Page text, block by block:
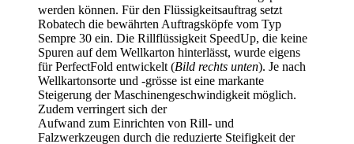
werden können. Für den Flüssigkeitsauftrag setzt
Robatech die bewährten Auftragsköpfe vom Typ
Sempre 30 ein. Die Rillflüssigkeit SpeedUp, die keine
Spuren auf dem Wellkarton hinterlässt, wurde eigens
für PerfectFold entwickelt (Bild rechts unten). Je nach
Wellkartonsorte und -grösse ist eine markante
Steigerung der Maschinengeschwindigkeit möglich.
Zudem verringert sich der
Aufwand zum Einrichten von Rill- und
Falzwerkzeugen durch die reduzierte Steifigkeit der